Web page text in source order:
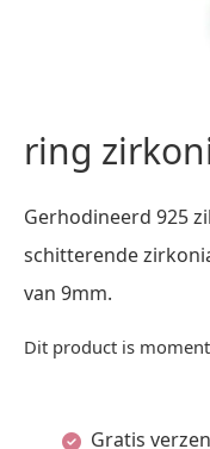
ring
Gerhodineerd 925
schitterende
van 9mm.
Dit product is
Gratis